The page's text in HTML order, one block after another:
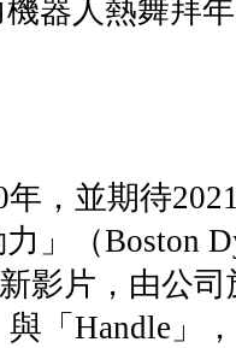
器人熱舞拜
，並期待
」（Boston
影片，由公
與「Handle」